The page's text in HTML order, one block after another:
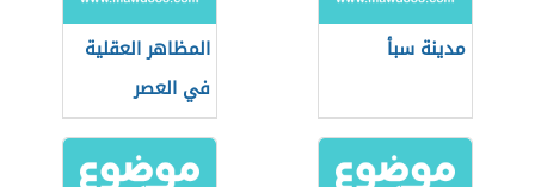
مدينة سبأ
المظاهر العقلية
في العصر
الجاهلي